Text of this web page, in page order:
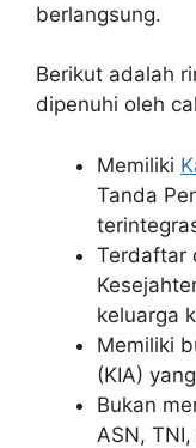
berlangsung.
Berikut adalah
dipenuhi oleh
Memiliki
Tanda
Terdaftar
keluarga
Memiliki
(KIA)
Bukan
ASN,